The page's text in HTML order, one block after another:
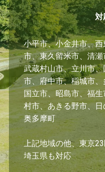
対
小平市、小金井市、
市、東久留米市、清
武蔵村山市、立川市
市、府中市、稲城市、
国立市、昭島市、福
村市、あきる野市、日
奥多摩町
上記地域の他、東京
埼玉県も対応